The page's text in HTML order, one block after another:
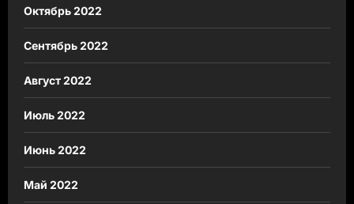
Октябрь 2022
Сентябрь 2022
Август 2022
Июль 2022
Июнь 2022
Май 2022